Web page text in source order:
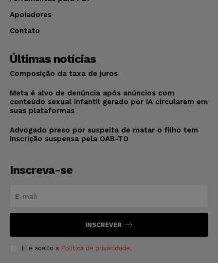
Apoiadores
Contato
Últimas notícias
Composição da taxa de juros
Meta é alvo de denúncia após anúncios com
conteúdo sexual infantil gerado por IA circularem em
suas plataformas
Advogado preso por suspeita de matar o filho tem
inscrição suspensa pela OAB-TO
Inscreva-se
INSCREVER
Li e aceito a Política de privacidade.